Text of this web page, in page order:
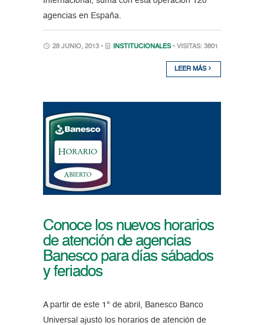
agencias en España.
28 JUNIO, 2013 • INSTITUCIONALES • VISITAS: 3801
LEER MÁS
Conoce los nuevos horarios
de atención de agencias
Banesco para días sábados
y feriados
A partir de este 1° de abril, Banesco Banco
Universal ajustó los horarios de atención de